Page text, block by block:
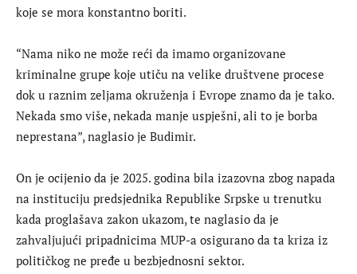
koje se mora konstantno boriti.
“Nama niko ne može reći da imamo organizovane
kriminalne grupe koje utiču na velike društvene procese
dok u raznim zeljama okruženja i Evrope znamo da je tako.
Nekada smo više, nekada manje uspješni, ali to je borba
neprestana”, naglasio je Budimir.
On je ocijenio da je 2025. godina bila izazovna zbog napada
na instituciju predsjednika Republike Srpske u trenutku
kada proglašava zakon ukazom, te naglasio da je
zahvaljujući pripadnicima MUP-a osigurano da ta kriza iz
političkog ne pređe u bezbjednosni sektor.